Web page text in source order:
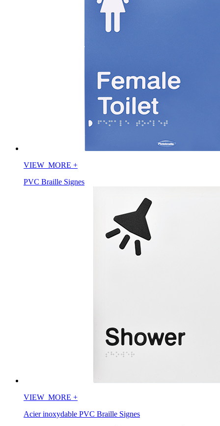
VIEW_MORE +
PVC Braille Signes
VIEW_MORE +
Acier inoxydable PVC Braille Signes